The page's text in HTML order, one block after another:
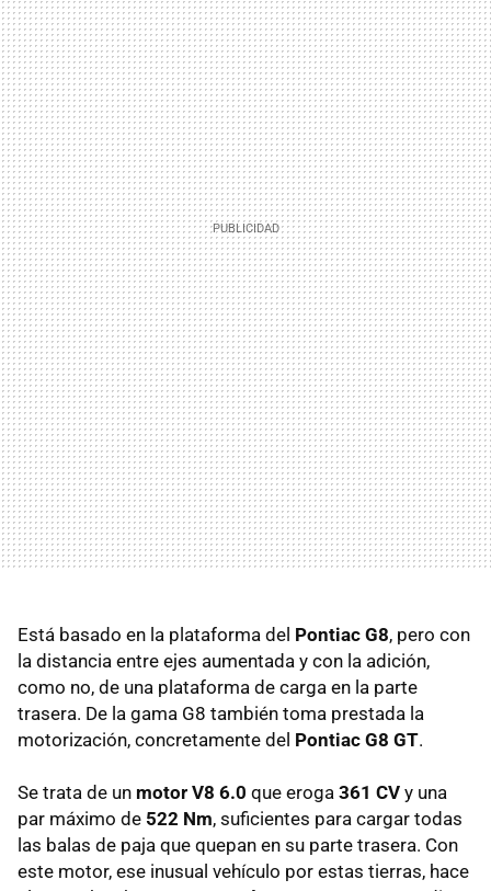
Está basado en la plataforma del Pontiac G8, pero con
la distancia entre ejes aumentada y con la adición,
como no, de una plataforma de carga en la parte
trasera. De la gama G8 también toma prestada la
motorización, concretamente del Pontiac G8 GT.
Se trata de un motor V8 6.0 que eroga 361 CV y una
par máximo de 522 Nm, suficientes para cargar todas
las balas de paja que quepan en su parte trasera. Con
este motor, ese inusual vehículo por estas tierras, hace